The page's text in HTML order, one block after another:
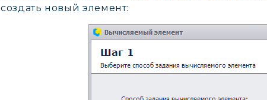
создать новый элемент: